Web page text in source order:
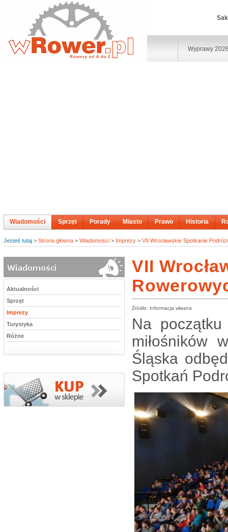
Wyprawy
Wiadomości Sprzęt Porady Miasto Prawo Historia
Jesteś tutaj > Strona główna > Wiadomości > Imprezy > VII Wrocławskie Spotkanie
Aktualności
Sprzęt
Imprezy
Turystyka
Różne
VII
Źródło: Informacja własna
Na
miłośników
Śląska
Spotkań